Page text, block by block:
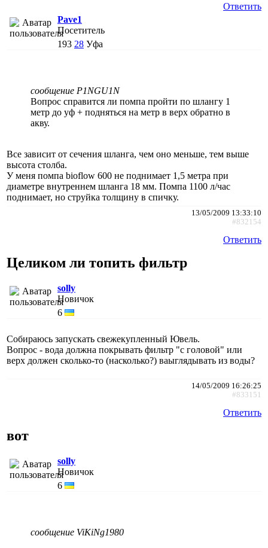
Ответить
Pave1
Посетитель
193 28 Уфа
сообщение P1NGU1N
Вопрос справится ли помпа пройти по шлангу 1
метр до уф + подняться на метр в верх обратно в
акву.
Все зависит от сечения шланга, чем оно меньше, тем выше
высота столба.
У меня помпа bioflow 600 не поднимает 1,5 метра при
диаметре внутреннем шланга 18 мм. Помпа 1100 л/час
поднимает, но струйка толщину в спичку.
13/05/2009 13:33:10
#832154
Ответить
Целиком ли топить фильтр
solly
Новичок
6
Собираюсь запускать свежекупленный Ювель.
Вопрос - вода должна покрывать фильтр "с головой" или
верх должен сколько-то (насколько?) ваыглядывать из воды?
14/05/2009 16:26:25
#833151
Ответить
вот
solly
Новичок
6
сообщение ViKiNg1980